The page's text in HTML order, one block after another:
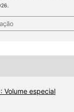
Volume especial